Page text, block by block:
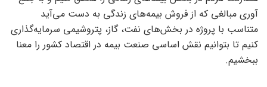
آوری مبالغی که از فروش بیمه‌های زندگی به دست می‌آید
متناسب با پروژه در بخش‌های نفت، گاز، پتروشیمی سرمایه‌گذاری
کنیم تا بتوانیم نقش اساسی صنعت بیمه در اقتصاد کشور را معنا
ببخشیم.